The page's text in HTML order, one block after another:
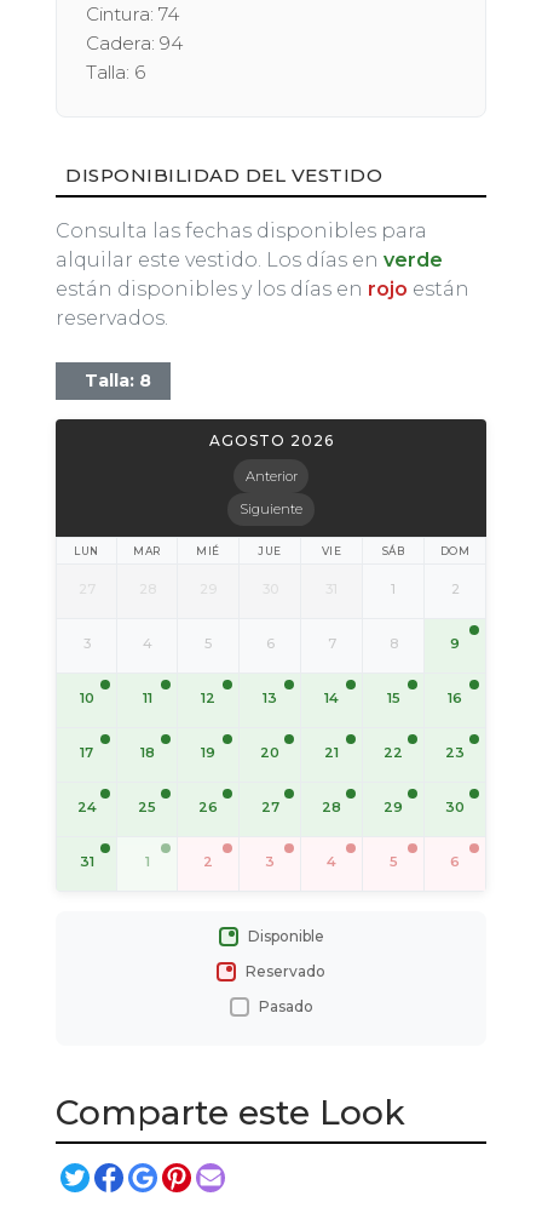
Cintura: 74
Cadera: 94
Talla: 6
DISPONIBILIDAD DEL VESTIDO
Consulta las fechas disponibles para
alquilar este vestido. Los días en verde
están disponibles y los días en rojo están
reservados.
Talla: 8
Anterior
AGOSTO 2026
Siguiente
LUN MAR MIÉ JUE VIE SÁB DOM
27 28 29 30 31 1 2
3 4 5 6 7 8 9
10 11 12 13 14 15 16
17 18 19 20 21 22 23
24 25 26 27 28 29 30
31 1 2 3 4 5 6
Disponible
Reservado
Pasado
Comparte este Look